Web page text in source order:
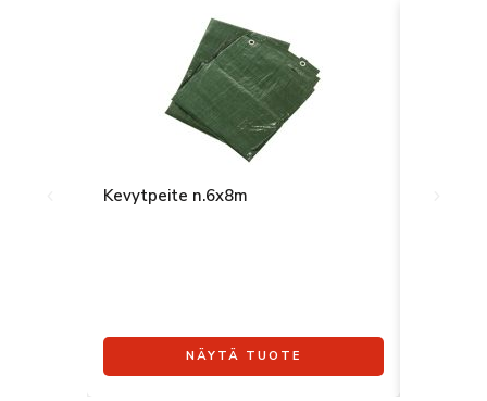
Kevytpeite n.6x8m
NÄYTÄ TUOTE